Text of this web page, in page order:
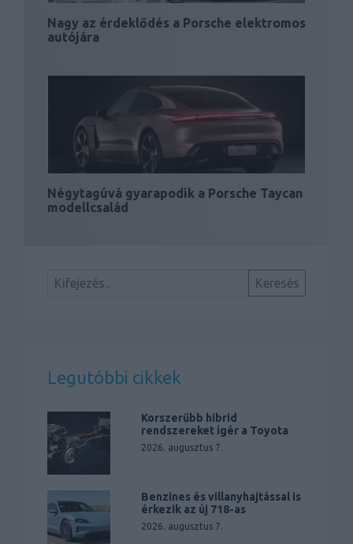
Nagy az érdeklődés a Porsche elektromos
autójára
Négytagúvá gyarapodik a Porsche Taycan
modellcsalád
Legutóbbi cikkek
Korszerűbb hibrid
rendszereket ígér a Toyota
2026. augusztus 7.
Benzines és villanyhajtással is
érkezik az új 718-as
2026. augusztus 7.